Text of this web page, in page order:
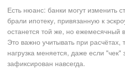
Есть нюанс: банки могут изменить
брали ипотеку, привязанную к
останется той же, но ежемесячный
Это важно учитывать при расчётах,
нагрузка меняется, даже если "чек"
зафиксирован навсегда.